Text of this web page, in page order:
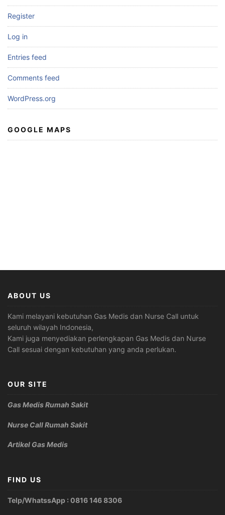
Register
Log in
Entries feed
Comments feed
WordPress.org
GOOGLE MAPS
ABOUT US
Kami melayani kebutuhan Gas Medis dan Nurse Call untuk
seluruh wilayah Indonesia,
Kami juga menyediakan perlengkapan Gas Medis dan Nurse
Call sesuai dengan kebutuhan yang anda perlukan.
OUR SITE
Gas Medis Rumah Sakit
Nurse Call Rumah Sakit
Artikel Gas Medis
FIND US
Telp/WhatssApp : 0816 146 8306